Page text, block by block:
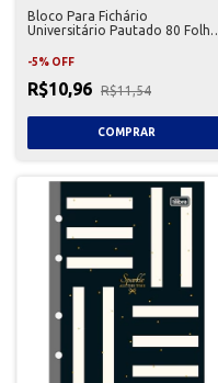
Bloco Para Fichário
Universitário Pautado 80 Folhas
-5% OFF
R$10,96 R$11,54